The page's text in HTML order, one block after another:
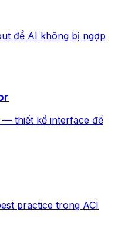
để AI không bị ngợp
— thiết kế interface để
practice trong ACI